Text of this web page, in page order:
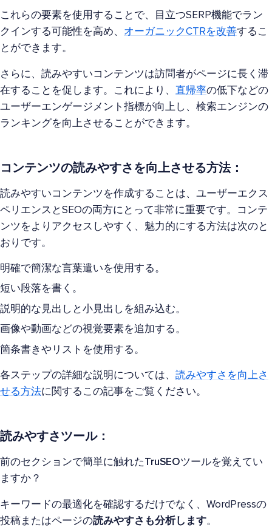
これらの要素を使用することで、目立つSERP機能でラン
クインする可能性を高め、 オーガニックCTRを改善するこ
とができます。
さらに、読みやすいコンテンツは訪問者がページに長く滞
在することを促します。これにより、
直帰率の低下などの
ユーザーエンゲージメント指標が向上し、検索エンジンの
ランキングを向上させることができます。
コンテンツの読みやすさを向上させる方法：
読みやすいコンテンツを作成することは、ユーザーエクス
ペリエンスとSEOの両方にとって非常に重要です。コンテ
ンツをよりアクセスしやすく、魅力的にする方法は次のと
おりです。
明確で簡潔な言葉遣いを使用する。
短い段落を書く。
説明的な見出しと小見出しを組み込む。
画像や動画などの視覚要素を追加する。
箇条書きやリストを使用する。
各ステップの詳細な説明については、 読みやすさを向上さ
せる方法に関するこの記事をご覧ください。
読みやすさツール：
前のセクションで簡単に触れたTruSEOツールを覚えてい
ますか？
キーワードの最適化を確認するだけでなく、WordPressの
投稿またはページの読みやすさも分析します。